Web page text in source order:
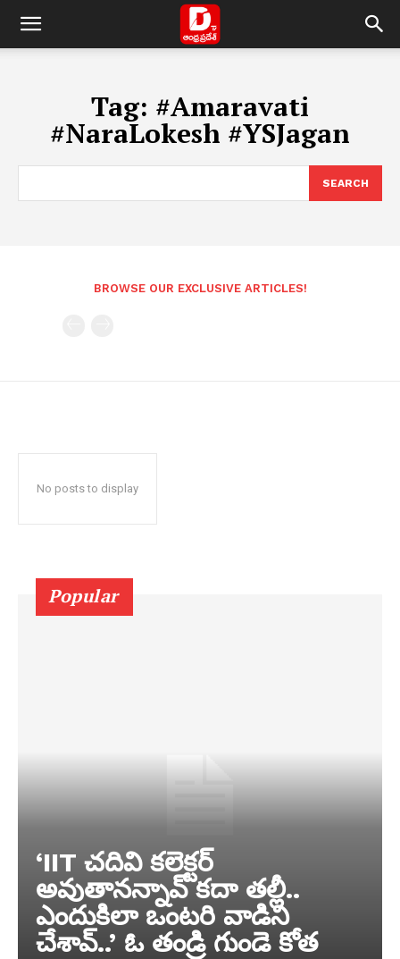
Tag: #Amaravati
#NaraLokesh #YSJagan
SEARCH
BROWSE OUR EXCLUSIVE ARTICLES!
No posts to display
Popular
‘IIT చదివి కలెక్టర్‌
అవుతానన్నావ్‌ కదా తల్లీ..
ఎందుకిలా ఒంటరి వాడిని
చేశావ్‌..’ ఓ తండ్రి గుండె కోత